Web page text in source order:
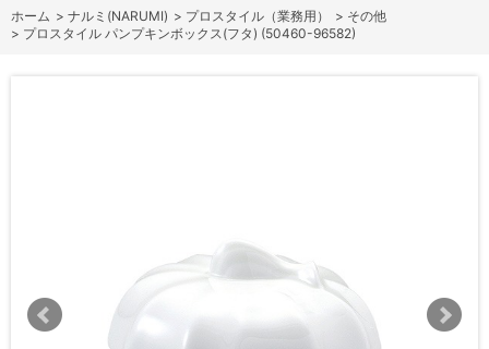
ホーム > ナルミ(NARUMI) > プロスタイル（業務用） > その他
> プロスタイル パンプキンボックス(フタ) (50460-96582)